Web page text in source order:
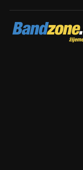
Bandzone.cz
žijeme hudbou